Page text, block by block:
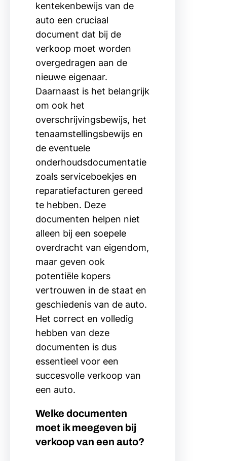
kentekenbewijs van de
auto een cruciaal
document dat bij de
verkoop moet worden
overgedragen aan de
nieuwe eigenaar.
Daarnaast is het belangrijk
om ook het
overschrijvingsbewijs, het
tenaamstellingsbewijs en
de eventuele
onderhoudsdocumentatie
zoals serviceboekjes en
reparatiefacturen gereed
te hebben. Deze
documenten helpen niet
alleen bij een soepele
overdracht van eigendom,
maar geven ook
potentiële kopers
vertrouwen in de staat en
geschiedenis van de auto.
Het correct en volledig
hebben van deze
documenten is dus
essentieel voor een
succesvolle verkoop van
een auto.
Welke documenten
moet ik meegeven bij
verkoop van een auto?